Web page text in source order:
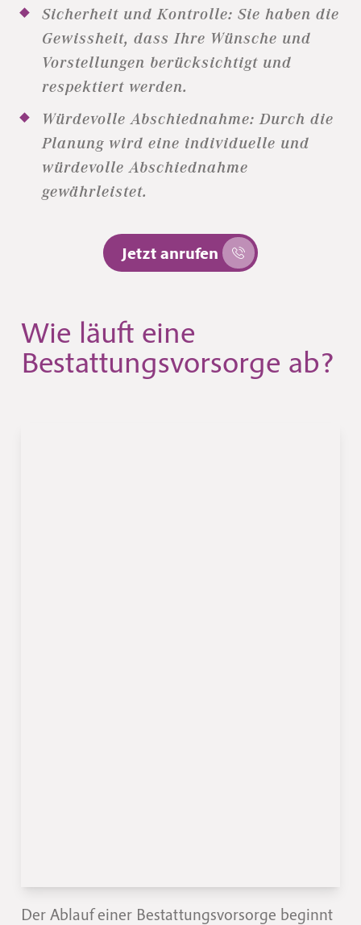
Sicherheit und Kontrolle: Sie haben die
Gewissheit, dass Ihre Wünsche und
Vorstellungen berücksichtigt und
respektiert werden.
Würdevolle Abschiednahme: Durch die
Planung wird eine individuelle und
würdevolle Abschiednahme
gewährleistet.
Jetzt anrufen
Wie läuft eine
Bestattungsvorsorge ab?
Der Ablauf einer Bestattungsvorsorge beginnt